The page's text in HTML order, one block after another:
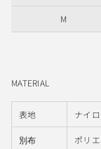
M
MATERIAL
表地 ナイ
別布 ポリ